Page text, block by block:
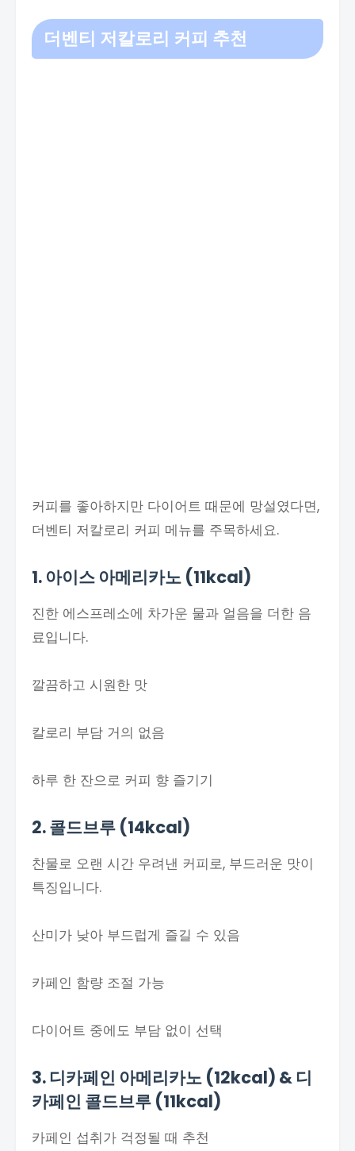
더벤티 저칼로리 커피 추천
커피를 좋아하지만 다이어트 때문에 망설였다면,
더벤티 저칼로리 커피 메뉴를 주목하세요.
1. 아이스 아메리카노 (11kcal)
진한 에스프레소에 차가운 물과 얼음을 더한 음
료입니다.
깔끔하고 시원한 맛
칼로리 부담 거의 없음
하루 한 잔으로 커피 향 즐기기
2. 콜드브루 (14kcal)
찬물로 오랜 시간 우려낸 커피로, 부드러운 맛이
특징입니다.
산미가 낮아 부드럽게 즐길 수 있음
카페인 함량 조절 가능
다이어트 중에도 부담 없이 선택
3. 디카페인 아메리카노 (12kcal) & 디
카페인 콜드브루 (11kcal)
카페인 섭취가 걱정될 때 추천